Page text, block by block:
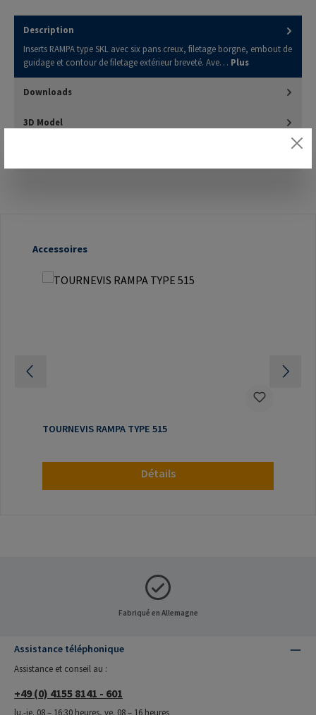
Description
Inserts RAMPA type SKL avec six pans creux, filetage borgne, embout de
guidage et contour de filetage extérieur breveté. Ave… Plus
Downloads
3D Model
Ignorer la galerie de produits
Accessoires
TOURNEVIS RAMPA TYPE 515
Détails
Fabriqué en Allemagne
Assistance téléphonique
Assistance et conseil au :
+49 (0) 4155 8141 - 601
lu.-je. 08 – 16:30 heures, ve. 08 – 16 heures